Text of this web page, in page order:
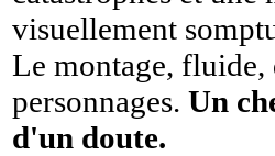
visuellement
Le montage, fluide,
personnages. Un
d'un doute.